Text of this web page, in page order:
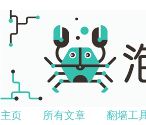
主页 所有文章 翻墙工